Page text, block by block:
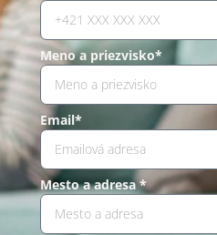
Meno a priezvisko*
Email*
Mesto a adresa *